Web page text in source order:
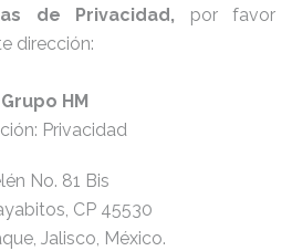
de Privacidad, por favor
dirección:
Grupo HM
Privacidad
No. 81 Bis
CP 45530
Jalisco, México.